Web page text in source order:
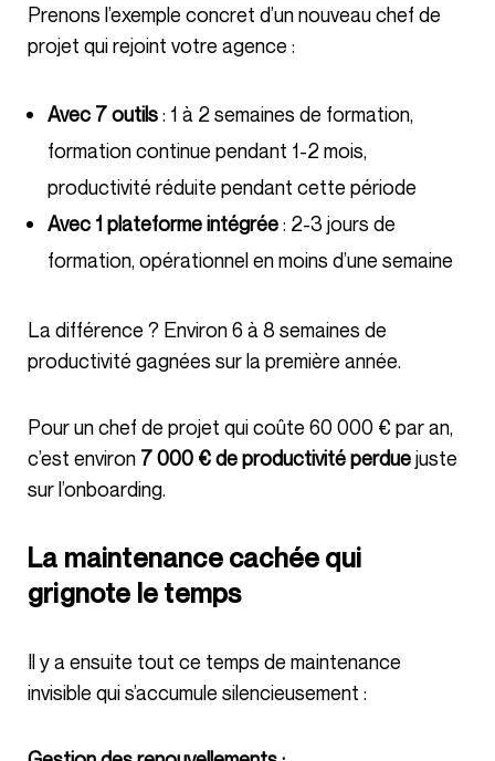
Prenons l’exemple concret d’un nouveau chef de
projet qui rejoint votre agence :
Avec 7 outils: 1 à 2 semaines de formation,
formation continue pendant 1-2 mois,
productivité réduite pendant cette période
Avec 1 plateforme intégrée: 2-3 jours de
formation, opérationnel en moins d’une semaine
La différence ? Environ 6 à 8 semaines de
productivité gagnées sur la première année.
Pour un chef de projet qui coûte 60 000 € par an,
c’est environ 7 000 € de productivité perduejuste
sur l’onboarding.
La maintenance cachée qui
grignote le temps
Il y a ensuite tout ce temps de maintenance
invisible qui s’accumule silencieusement :